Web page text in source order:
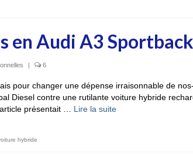
en Audi A3
6
pour changer une dépense irraisonnable de
Diesel contre une rutilante voiture hybride
présentait … Lire la suite­­
hybride